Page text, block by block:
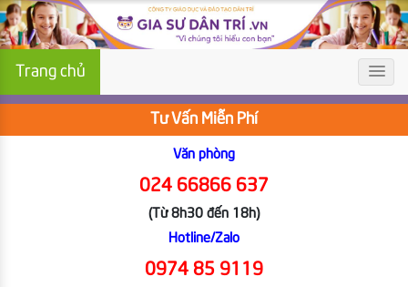
Trang chủ
Tư Vấn Miễn Phí
Văn phòng
024 66866 637
(Từ 8h30 đến 18h)
Hotline/Zalo
0974 85 9119